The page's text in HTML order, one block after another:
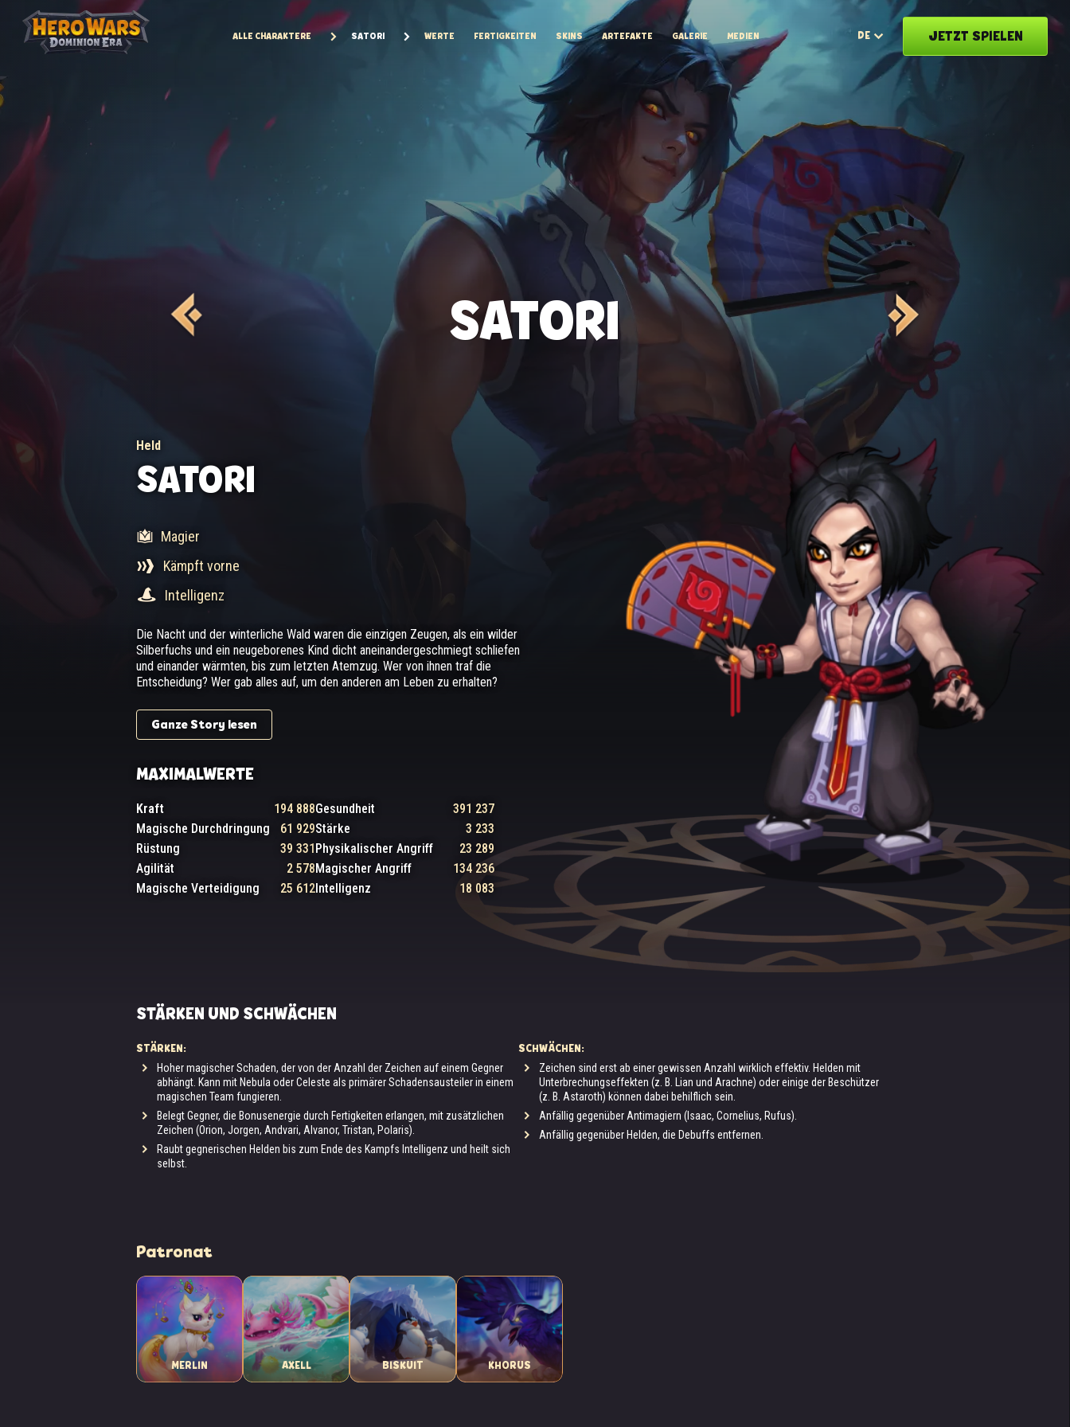
ALLE CHARAKTERE SATORI WERTE FERTIGKEITEN SKINS ARTEFAKTE GALERIE MEDIEN DE JETZT SPIELEN
SATORI
Held
SATORI
Magier
Kämpft vorne
Intelligenz
Die Nacht und der winterliche Wald waren die einzigen Zeugen, als ein wilder
Silberfuchs und ein neugeborenes Kind dicht aneinandergeschmiegt schliefen
und einander wärmten, bis zum letzten Atemzug. Wer von ihnen traf die
Entscheidung? Wer gab alles auf, um den anderen am Leben zu erhalten?
Ganze Story lesen
MAXIMALWERTE
Kraft 194 888Gesundheit
391 237
Magische Durchdringung
61 929Stärke
3 233
Rüstung
39 331Physikalischer Angriff
23 289
Agilität
2 578Magischer Angriff
134 236
Magische Verteidigung
25 612Intelligenz 18 083
STÄRKEN UND SCHWÄCHEN
STÄRKEN:
Hoher magischer Schaden, der von der Anzahl der Zeichen auf einem Gegner
abhängt. Kann mit Nebula oder Celeste als primärer Schadensausteiler in einem
magischen Team fungieren.
Belegt Gegner, die Bonusenergie durch Fertigkeiten erlangen, mit zusätzlichen
Zeichen (Orion, Jorgen, Andvari, Alvanor, Tristan, Polaris).
Raubt gegnerischen Helden bis zum Ende des Kampfs Intelligenz und heilt sich
selbst.
SCHWÄCHEN:
Zeichen sind erst ab einer gewissen Anzahl wirklich effektiv. Helden mit
Unterbrechungseffekten (z. B. Lian und Arachne) oder einige der Beschützer
(z. B. Astaroth) können dabei behilflich sein.
Anfällig gegenüber Antimagiern (Isaac, Cornelius, Rufus).
Anfällig gegenüber Helden, die Debuffs entfernen.
Patronat
MERLIN AXELL BISKUIT KHORUS